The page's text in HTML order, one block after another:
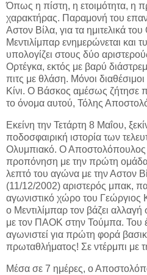
Όπως η πίστη, η ετοιμότητα, η
χαρακτήρας. Παραμονή του
Αστον Βίλα, για τα ημιτελικά
Μεντιλίμπαρ ενημερώνεται και
υπολογίζει στους δύο
Ορτέγκα, εκτός με βαρύ
πιτς με θλάση. Μόνοι διαθέσιμοι
Κίνι. Ο Βάσκος αμέσως ζήτησε
το όνομα αυτού, Τόλης
Εκείνη την Τετάρτη 8 Μαΐου,
ποδοσφαιρική ιστορία των
Ολυμπιακό. Ο Αποστολόπουλος
προπόνηση με την πρώτη
λεπτό του αγώνα με την Αστον
(11/12/2002) αριστερός μπακ,
αγωνιστικό χώρο του Γεώργιος
ο Μεντιλίμπαρ τον βάζει
με τον ΠΑΟΚ στην Τούμπα. Του
αγωνιστεί για πρώτη φορά
πρωταθλήματος! Σε ντέρμπι με
Μέσα σε 7 ημέρες, ο